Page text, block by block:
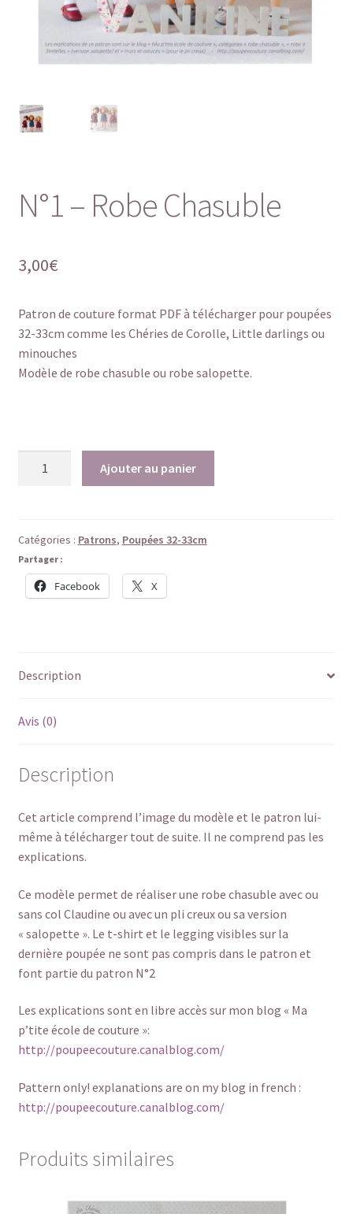
N°1 – Robe Chasuble
3,00€
Patron de couture format PDF à télécharger pour poupées
32-33cm comme les Chéries de Corolle, Little darlings ou
minouches
Modèle de robe chasuble ou robe salopette.
Robe
Chasuble
Ajouter au panier
Catégories : Patrons, Poupées 32-33cm
Partager :
Facebook X
Description
Avis (0)
Description
Cet article comprend l’image du modèle et le patron lui-
même à télécharger tout de suite. Il ne comprend pas les
explications.
Ce modèle permet de réaliser une robe chasuble avec ou
sans col Claudine ou avec un pli creux ou sa version
« salopette ». Le t-shirt et le legging visibles sur la
dernière poupée ne sont pas compris dans le patron et
font partie du patron N°2
Les explications sont en libre accès sur mon blog « Ma
p’tite école de couture »:
http://poupeecouture.canalblog.com/
Pattern only! explanations are on my blog in french :
http://poupeecouture.canalblog.com/
Produits similaires